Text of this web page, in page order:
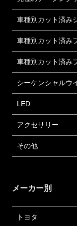
車種別カット済み
車種別カット済み
車種別カット済み
シーケンシャルウ
LED
アクセサリー
その他
メーカー別
トヨタ